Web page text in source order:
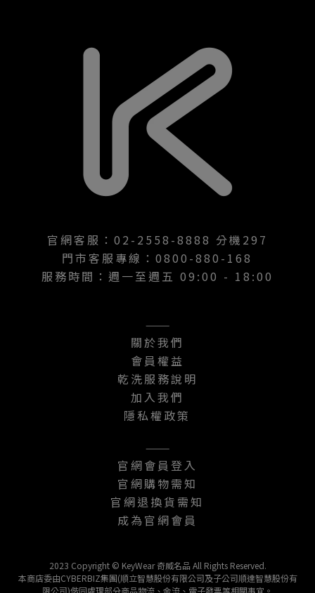
官網客服：02-2558-8888 分機297
門市客服專線：0800-880-168
服務時間：週一至週五 09:00 - 18:00
———
關於我們
會員權益
乾洗服務說明
加入我們
隱私權政策
———
官網會員登入
官網購物需知
官網退換貨需知
成為官網會員
2023 Copyright © KeyWear 奇威名品 All Rights Reserved.
本商店委由CYBERBIZ集團(順立智慧股份有限公司及子公司順達智慧股份有
限公司)偕同處理部分商品物流、金流、電子發票等相關事宜。